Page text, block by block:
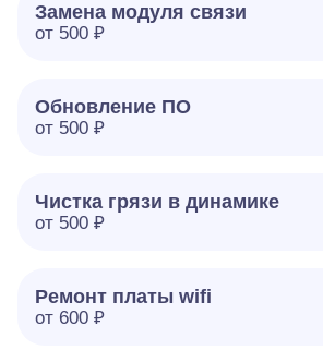
Замена модуля связи
от 500 ₽
Обновление ПО
от 500 ₽
Чистка грязи в динамике
от 500 ₽
Ремонт платы wifi
от 600 ₽